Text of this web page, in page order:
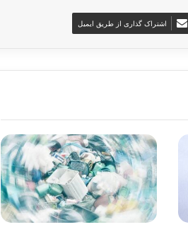
اشتراک گذاری از طریق ایمیل